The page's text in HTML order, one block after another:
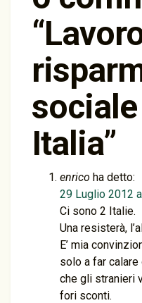
“
Italia”
enrico ha detto:
29 Luglio 2012
Ci sono 2 Italie.
Una resisterà,
E’ mia
solo a far
che gli stranieri
fori sconti.